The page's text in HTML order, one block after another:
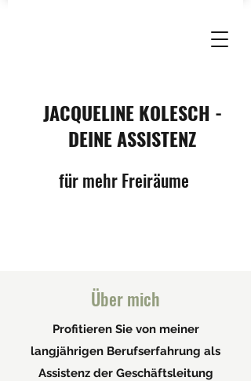
für mehr Freiräume
JACQUELINE KOLESCH -
DEINE ASSISTENZ
Über mich
Profitieren Sie von meiner
langjährigen Berufserfahrung als
Assistenz der Geschäftsleitung